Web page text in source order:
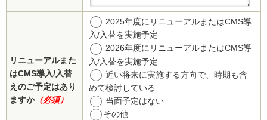
リニューアルまた
はCMS導入/入替
えのご予定はあり
ますか（必須）
2025年度にリニューアルまたはCMS導
入/入替を実施予定
2026年度にリニューアルまたはCMS導
入/入替を実施予定
近い将来に実施する方向で、時期も含
めて検討している
当面予定はない
その他